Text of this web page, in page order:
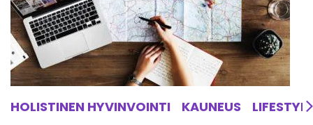
HOLISTINEN HYVINVOINTI KAUNEUS LIFESTYLE